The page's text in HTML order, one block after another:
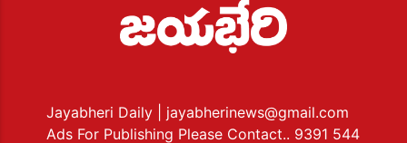
Jayabheri Daily
| jayabherinews@gmail.com
Ads For Publishing Please Contact.. 9391 544